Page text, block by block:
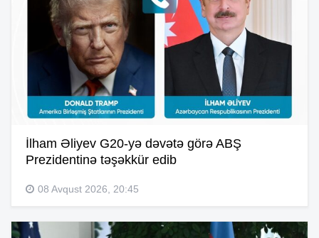
İlham Əliyev G20-yə dəvətə görə ABŞ
Prezidentinə təşəkkür edib
08 Avqust 2026, 20:45